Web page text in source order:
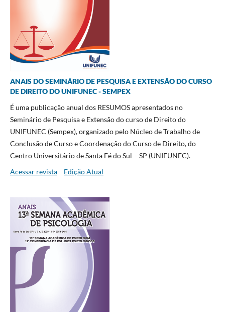
ANAIS DO SEMINÁRIO DE PESQUISA E EXTENSÃO DO CURSO
DE DIREITO DO UNIFUNEC - SEMPEX
É uma publicação anual dos RESUMOS apresentados no
Seminário de Pesquisa e Extensão do curso de Direito do
UNIFUNEC (Sempex), organizado pelo Núcleo de Trabalho de
Conclusão de Curso e Coordenação do Curso de Direito, do
Centro Universitário de Santa Fé do Sul – SP (UNIFUNEC).
Acessar revista
Edição Atual